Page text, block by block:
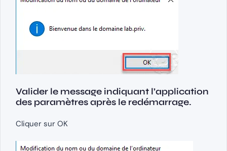
Valider le message indiquant l’application
des paramètres après le redémarrage.
Cliquer sur OK